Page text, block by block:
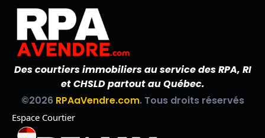
Des courtiers immobiliers au service des RPA, RI
et CHSLD partout au Québec.
©2026 RPAaVendre.com. Tous droits réservés
Espace Courtier